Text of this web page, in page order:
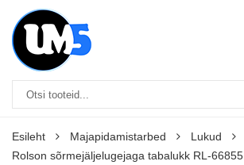
Esileht Majapidamistarbed Lukud
Rolson sõrmejäljelugejaga tabalukk RL-66855